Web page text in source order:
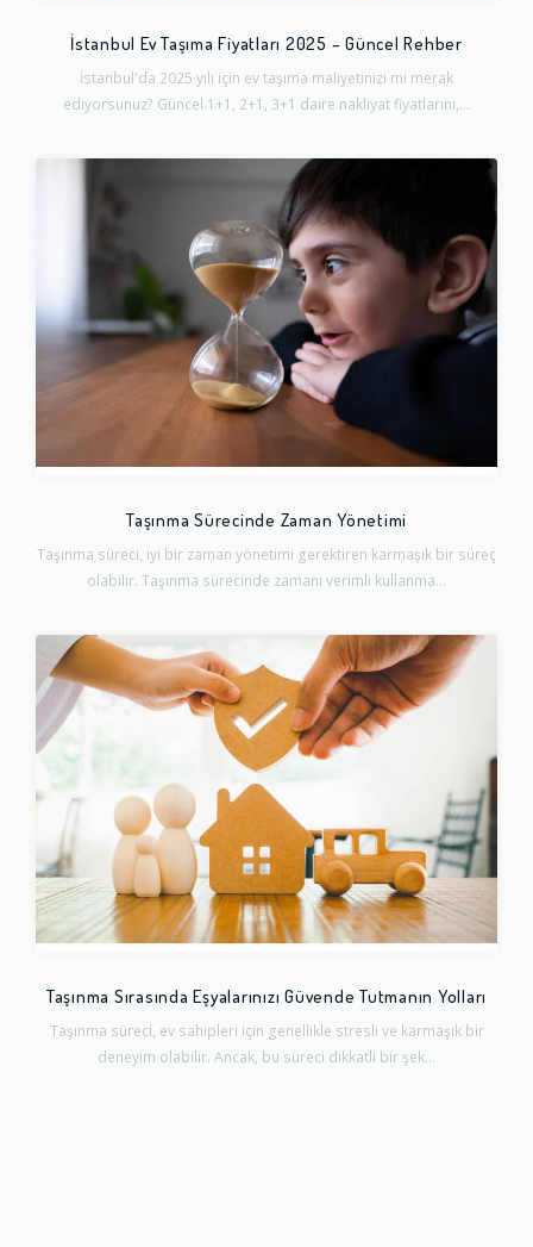
İstanbul Ev Taşıma Fiyatları 2025 – Güncel Rehber
İstanbul'da 2025 yılı için ev taşıma maliyetinizi mi merak
ediyorsunuz? Güncel 1+1, 2+1, 3+1 daire nakliyat fiyatlarını,...
Taşınma Sürecinde Zaman Yönetimi
Taşınma süreci, iyi bir zaman yönetimi gerektiren karmaşık bir süreç
olabilir. Taşınma sürecinde zamanı verimli kullanma...
Taşınma Sırasında Eşyalarınızı Güvende Tutmanın Yolları
Taşınma süreci, ev sahipleri için genellikle stresli ve karmaşık bir
deneyim olabilir. Ancak, bu süreci dikkatli bir şek...